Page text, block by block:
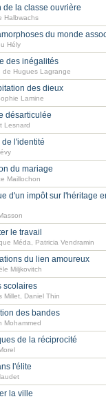
de la classe ouvrière
Halbwachs
du monde
Hély
des inégalités
de Hugues Lagrange
des dieux
Lamine
désarticulée
Lesnard
de l'identité
du mariage
Maillochon
d'un impôt sur l'héritage
le travail
Méda, Patricia Vendramin
du lien amoureux
Miljkovitch
scolaires
Millet, Daniel Thin
des bandes
Mohammed
de la réciprocité
l'élite
la ville